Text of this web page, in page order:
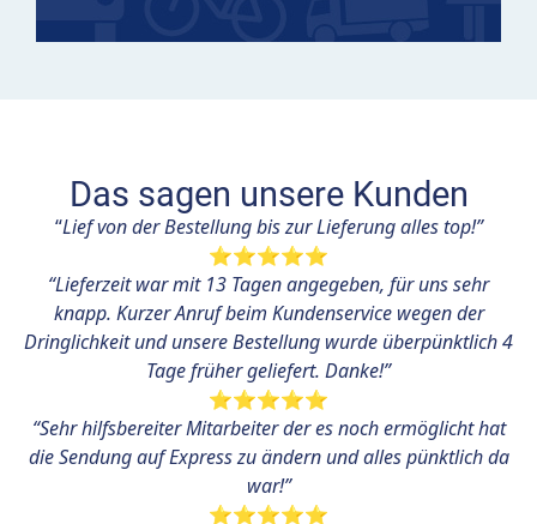
Das sagen unsere Kunden
“Lief von der Bestellung bis zur Lieferung alles top!”
⭐⭐⭐⭐⭐
“Lieferzeit war mit 13 Tagen angegeben, für uns sehr
knapp. Kurzer Anruf beim Kundenservice wegen der
Dringlichkeit und unsere Bestellung wurde überpünktlich 4
Tage früher geliefert. Danke!”
⭐⭐⭐⭐⭐
“Sehr hilfsbereiter Mitarbeiter der es noch ermöglicht hat
die Sendung auf Express zu ändern und alles pünktlich da
war!”
⭐⭐⭐⭐⭐